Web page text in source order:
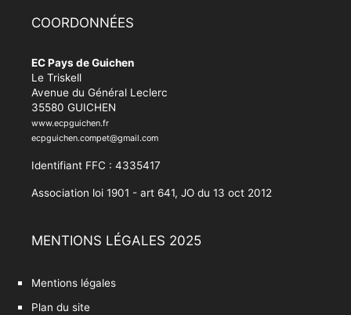
COORDONNÉES
EC Pays de Guichen
Le Triskell
Avenue du Général Leclerc
35580 GUICHEN
www.ecpguichen.fr
ecpguichen.compet@gmail.com
Identifiant FFC : 4335417
Association loi 1901 - art 641, JO du 13 oct 2012
MENTIONS LÉGALES 2025
Mentions légales
Plan du site